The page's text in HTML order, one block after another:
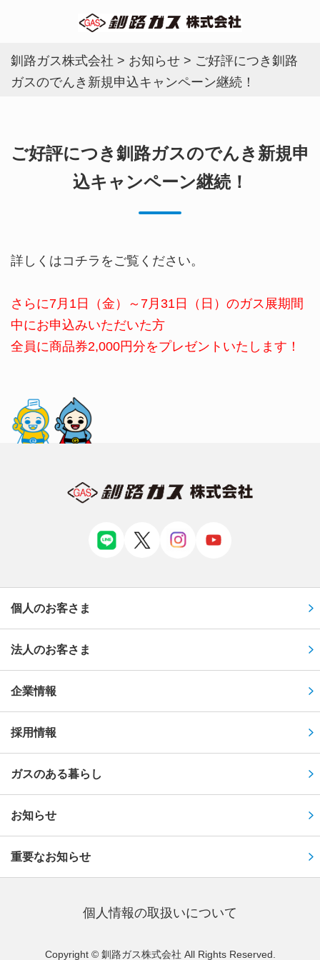
釧路ガス株式会社 > お知らせ > ご好評につき釧路
ガスのでんき新規申込キャンペーン継続！
ご好評につき釧路ガスのでんき新規申
込キャンペーン継続！
詳しくはコチラ をご覧ください。
さらに7月1日（金）～7月31日（日）のガス展期間
中にお申込みいただいた方
全員に商品券2,000円分をプレゼントいたします！
個人のお客さま
法人のお客さま
企業情報
採用情報
ガスのある暮らし
お知らせ
重要なお知らせ
個⼈情報の取扱いについて
Copyright © 釧路ガス株式会社 All Rights Reserved.